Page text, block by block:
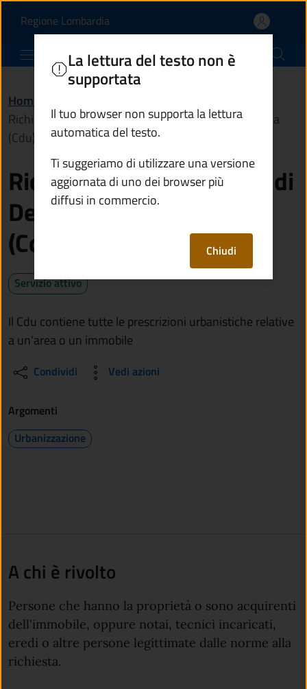
Richiedere un
Regione Lombardia(apre in un'altra scheda).
Comune di Berzo Inferiore
Home
Richiedere un Certificato di Destinazione Urbanistica
(Cdu)
Richiedere un Certificato di
Destinazione Urbanistica
(Cdu)
Servizio attivo
Il Cdu contiene tutte le prescrizioni urbanistiche relative
a un'area o un immobile
Condividi Vedi azioni
La lettura del testo non è
supportata
Il tuo browser non supporta la lettura
automatica del testo.
Ti suggeriamo di utilizzare una versione
aggiornata di uno dei browser più
diffusi in commercio.
Chiudi
Argomenti
Urbanizzazione
A chi è rivolto
Persone che hanno la proprietà o sono acquirenti
dell'immobile, oppure notai, tecnici incaricati,
eredi o altre persone legittimate dalle norme alla
richiesta.